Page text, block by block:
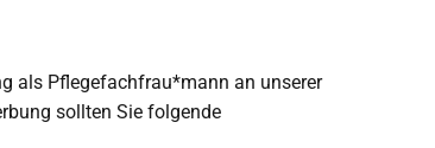
als Pflegefachfrau*mann an unserer
sollten Sie folgende